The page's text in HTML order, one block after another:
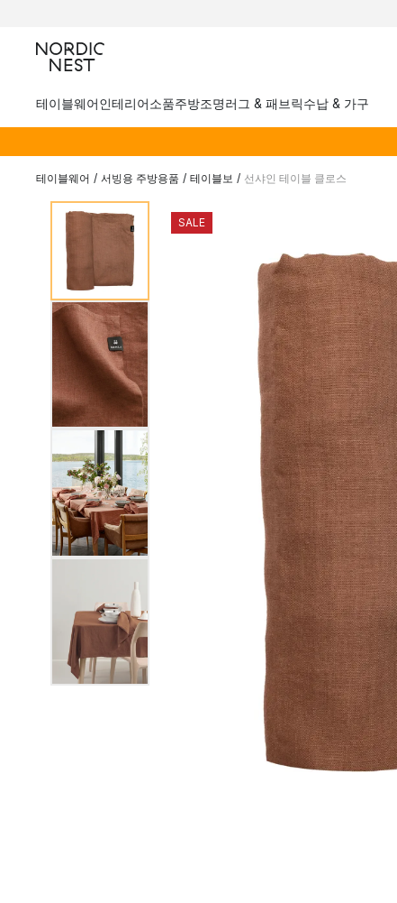
테이블웨어인테리어소품주방조명러그 & 패브릭수납 & 가구
테이블웨어 / 서빙용 주방용품 / 테이블보 / 선샤인 테이블 클로스
SALE